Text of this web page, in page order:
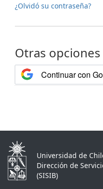
¿Olvidó su contraseña?
Otras opciones
Continuar con
Universidad de
Dirección de
(SISIB)